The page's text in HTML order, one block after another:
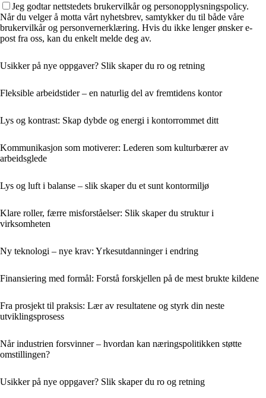
Jeg godtar nettstedets brukervilkår og personopplysningspolicy.
Når du velger å motta vårt nyhetsbrev, samtykker du til både våre
brukervilkår og personvernerklæring. Hvis du ikke lenger ønsker e-
post fra oss, kan du enkelt melde deg av.
Usikker på nye oppgaver? Slik skaper du ro og retning
Fleksible arbeidstider – en naturlig del av fremtidens kontor
Lys og kontrast: Skap dybde og energi i kontorrommet ditt
Kommunikasjon som motiverer: Lederen som kulturbærer av
arbeidsglede
Lys og luft i balanse – slik skaper du et sunt kontormiljø
Klare roller, færre misforståelser: Slik skaper du struktur i
virksomheten
Ny teknologi – nye krav: Yrkesutdanninger i endring
Finansiering med formål: Forstå forskjellen på de mest brukte kildene
Fra prosjekt til praksis: Lær av resultatene og styrk din neste
utviklingsprosess
Når industrien forsvinner – hvordan kan næringspolitikken støtte
omstillingen?
Usikker på nye oppgaver? Slik skaper du ro og retning